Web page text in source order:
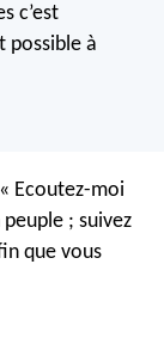
c’est
possible à
Ecoutez-moi
; suivez
que vous